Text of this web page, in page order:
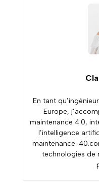
En tant
Europe,
maintenance 4.0,
l’intelligence
maintenance-
technologies de